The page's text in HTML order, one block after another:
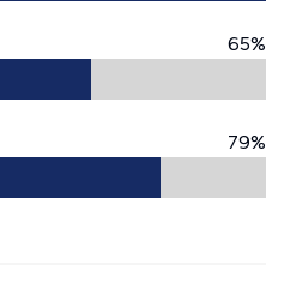
65%
79%